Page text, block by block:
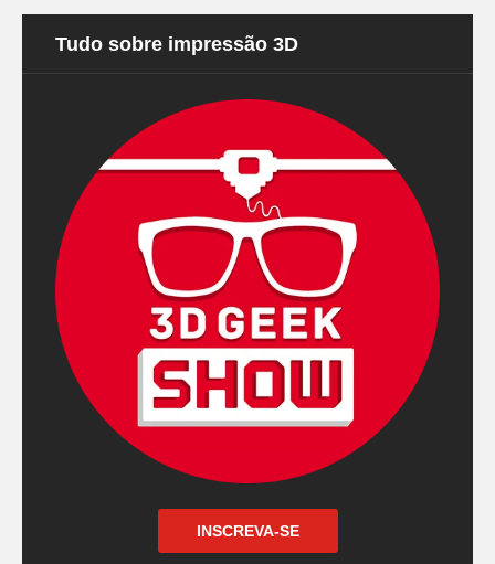
Tudo sobre impressão 3D
INSCREVA-SE